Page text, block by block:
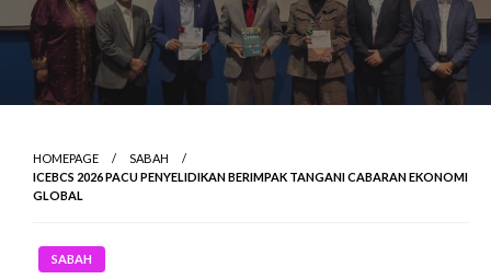
HOMEPAGE
SABAH
ICEBCS 2026 PACU PENYELIDIKAN BERIMPAK TANGANI CABARAN EKONOMI
GLOBAL
SABAH